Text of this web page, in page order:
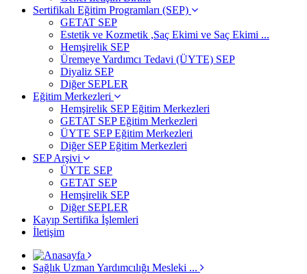
Sertifikalı Eğitim Programları (SEP)
GETAT SEP
Estetik ve Kozmetik ,Saç Ekimi ve Saç Ekimi ...
Hemşirelik SEP
Üremeye Yardımcı Tedavi (ÜYTE) SEP
Diyaliz SEP
Diğer SEPLER
Eğitim Merkezleri
Hemşirelik SEP Eğitim Merkezleri
GETAT SEP Eğitim Merkezleri
ÜYTE SEP Eğitim Merkezleri
Diğer SEP Eğitim Merkezleri
SEP Arşivi
ÜYTE SEP
GETAT SEP
Hemşirelik SEP
Diğer SEPLER
Kayıp Sertifika İşlemleri
İletişim
Sağlık Uzman Yardımcılığı Mesleki ...